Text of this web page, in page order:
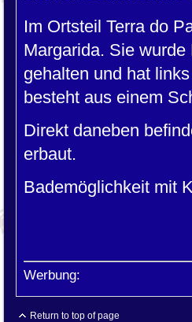
Im Ortsteil Terra do
Margarida. Sie
gehalten und hat
besteht aus einem
Direkt daneben
erbaut.
Bademöglichkeit mit
Werbung:
Return to top of page